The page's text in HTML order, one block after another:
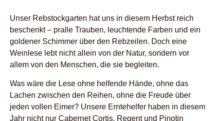
Unser Rebstockgarten hat uns in diesem Herbst reich
beschenkt – pralle Trauben, leuchtende Farben und ein
goldener Schimmer über den Rebzeilen. Doch eine
Weinlese lebt nicht allein von der Natur, sondern vor
allem von den Menschen, die sie begleiten.
Was wäre die Lese ohne helfende Hände, ohne das
Lachen zwischen den Reihen, ohne die Freude über
jeden vollen Eimer? Unsere Erntehelfer haben in diesem
Jahr nicht nur Cabernet Cortis, Regent und Pinotin